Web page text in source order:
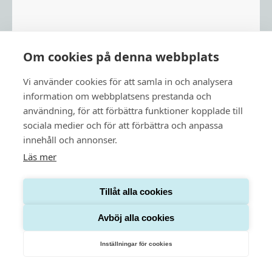
Om cookies på denna webbplats
Vi använder cookies för att samla in och analysera
information om webbplatsens prestanda och
användning, för att förbättra funktioner kopplade till
sociala medier och för att förbättra och anpassa
innehåll och annonser.
Läs mer
Tillåt alla cookies
Avböj alla cookies
Inställningar för cookies
Lorem ipsum dolor sit amet consectetur. Eget fermentum a
Button